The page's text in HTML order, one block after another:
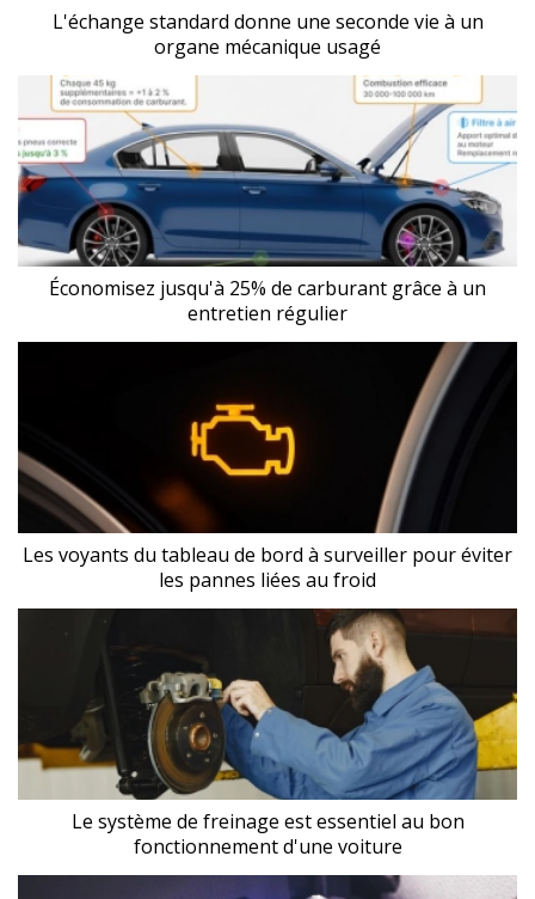
L'échange standard donne une seconde vie à un
organe mécanique usagé
Économisez jusqu'à 25% de carburant grâce à un
entretien régulier
Les voyants du tableau de bord à surveiller pour éviter
les pannes liées au froid
Le système de freinage est essentiel au bon
fonctionnement d'une voiture